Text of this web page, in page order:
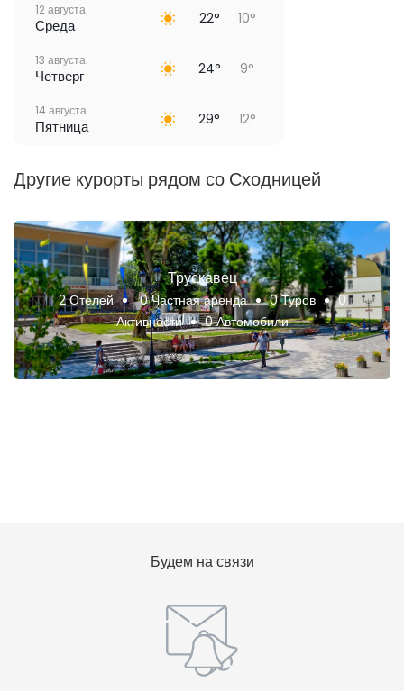
12 августа
Среда 22° 10°
13 августа
Четверг 24° 9°
14 августа
Пятница 29° 12°
Другие курорты рядом со Сходницей
Трускавец
2 Отелей 0 Частная аренда 0 Туров
0
Активности
0 Автомобили
Будем на связи